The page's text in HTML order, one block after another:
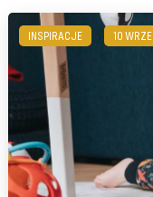
INSPIRACJE 10